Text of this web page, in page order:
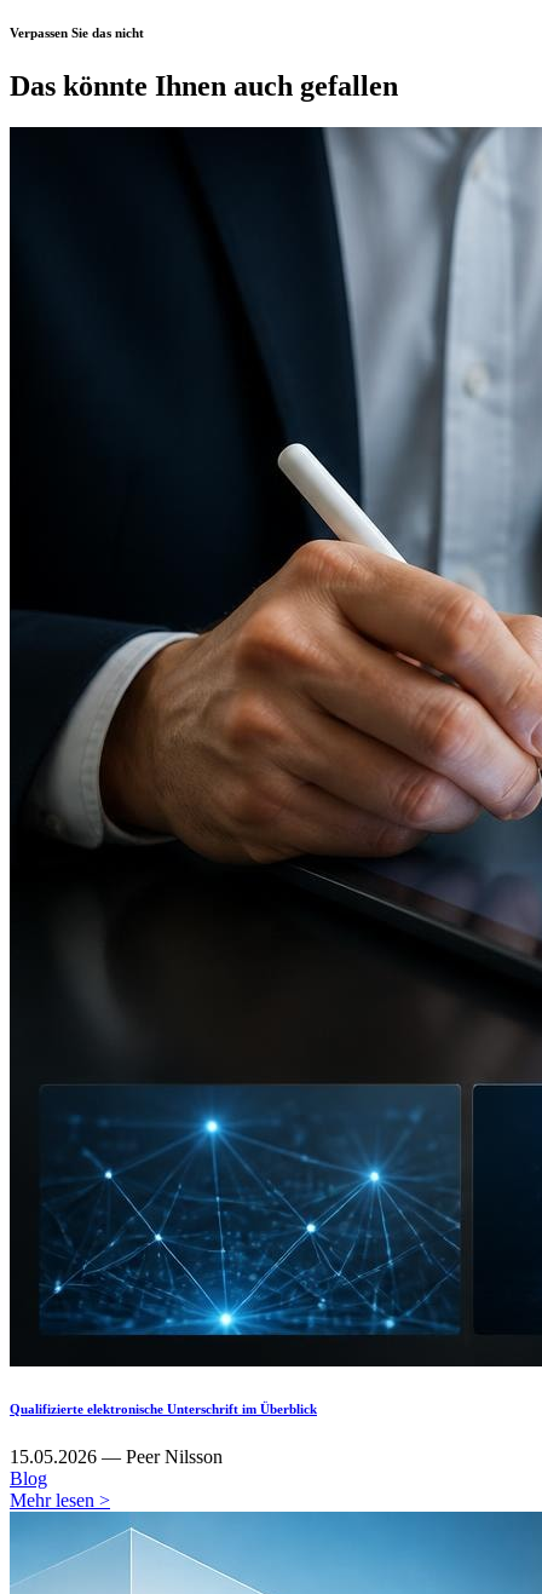
Verpassen Sie das nicht
Das könnte Ihnen auch gefallen
Qualifizierte elektronische Unterschrift im Überblick
15.05.2026 — Peer Nilsson
Blog
Mehr lesen >